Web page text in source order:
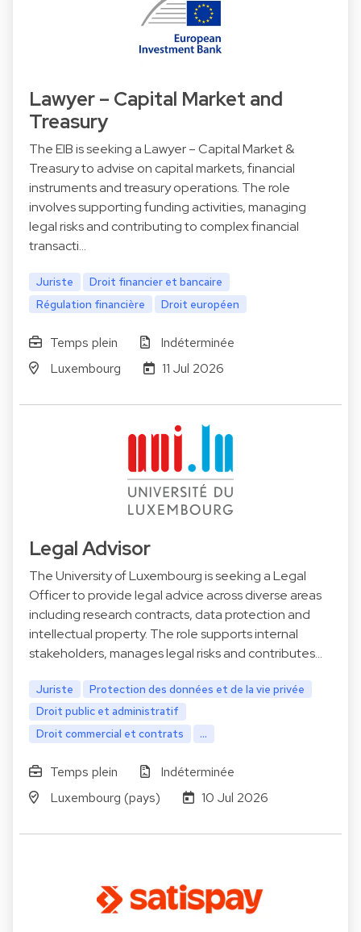
Lawyer – Capital Market and
Treasury
The EIB is seeking a Lawyer – Capital Market &
Treasury to advise on capital markets, financial
instruments and treasury operations. The role
involves supporting funding activities, managing
legal risks and contributing to complex financial
transacti…
Juriste
Droit financier et bancaire
Régulation financière
Droit européen
Temps plein
Indéterminée
Luxembourg
11 Jul 2026
Legal Advisor
The University of Luxembourg is seeking a Legal
Officer to provide legal advice across diverse areas
including research contracts, data protection and
intellectual property. The role supports internal
stakeholders, manages legal risks and contributes…
Juriste
Protection des données et de la vie privée
Droit public et administratif
Droit commercial et contrats
...
Temps plein
Indéterminée
Luxembourg (pays)
10 Jul 2026